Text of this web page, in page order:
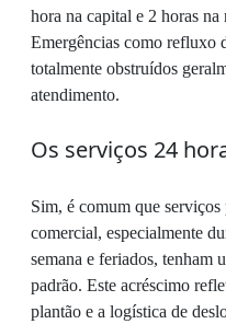
hora na capital e 2 horas
Emergências como refluxo
totalmente obstruídos
atendimento.
Os serviços 24
Sim, é comum que
comercial, especialmente
semana e feriados, tenham
padrão. Este acréscimo
plantão e a logística de